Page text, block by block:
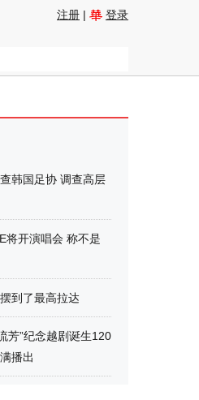
注册 | 登录
韩国足协 调查高层
将开演唱会 称不是
到了最高拉达
芳”纪念越剧诞生120
播出